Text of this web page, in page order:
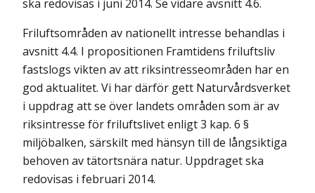
ska redovisas i juni 2014. Se vidare avsnitt 4.6.
Friluftsområden av nationellt intresse behandlas i
avsnitt 4.4. I propositionen Framtidens friluftsliv
fastslogs vikten av att riksintresseområden har en
god aktualitet. Vi har därför gett Naturvårdsverket
i uppdrag att se över landets områden som är av
riksintresse för friluftslivet enligt 3 kap. 6 §
miljöbalken, särskilt med hänsyn till de långsiktiga
behoven av tätortsnära natur. Uppdraget ska
redovisas i februari 2014.